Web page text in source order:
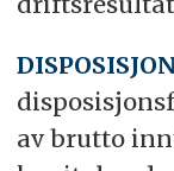
av brutto